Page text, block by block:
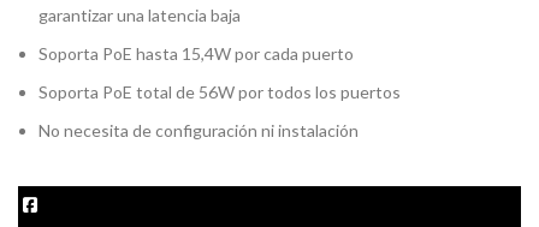
garantizar una latencia baja
Soporta PoE hasta 15,4W por cada puerto
Soporta PoE total de 56W por todos los puertos
No necesita de configuración ni instalación